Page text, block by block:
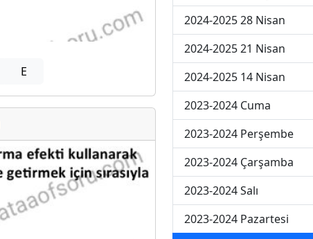
E
2024-2025 28 Nisan
2024-2025 21 Nisan
2024-2025 14 Nisan
2023-2024 Cuma
2023-2024 Perşembe
2023-2024 Çarşamba
2023-2024 Salı
2023-2024 Pazartesi